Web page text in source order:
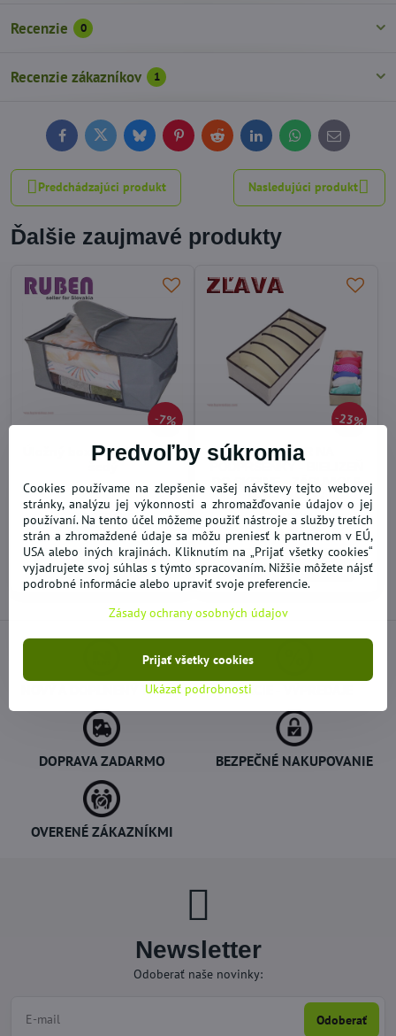
Recenzie 0
Recenzie zákazníkov 1
FacebookTwitterBlueskyPinterestReddit LinkedInWhatsApp
E-
mail
Predchádzajúci produkt Nasledujúci produkt
Ďalšie zaujmavé produkty
7%
Úložný box 60 x 45x 30 cm
VYPREDANÉ
3,79 €
Zobraziť
23%
ORGANIZÉR NA
DO SKRINE - ZÁSUVKY 6
PRIEČINKOV
SKLADOM
od 3,05 €
Zobraziť
NOVÝ A DOPLNENÝ TOVAR AKCIE - VÝPREDAJE
DOPRAVA ZADARMO BEZPEČNÉ NAKUPOVANIE
OVERENÉ ZÁKAZNÍKMI
Newsletter
Odoberať naše novinky:
Odoberať
Predvoľby súkromia
Cookies používame na zlepšenie vašej návštevy tejto webovej
stránky, analýzu jej výkonnosti a zhromažďovanie údajov o jej
používaní. Na tento účel môžeme použiť nástroje a služby tretích
strán a zhromaždené údaje sa môžu preniesť k partnerom v EÚ,
USA alebo iných krajinách. Kliknutím na „Prijať všetky cookies“
vyjadrujete svoj súhlas s týmto spracovaním. Nižšie môžete nájsť
podrobné informácie alebo upraviť svoje preferencie.
Zásady ochrany osobných údajov
Ukázať podrobnosti
Prijať všetky cookies